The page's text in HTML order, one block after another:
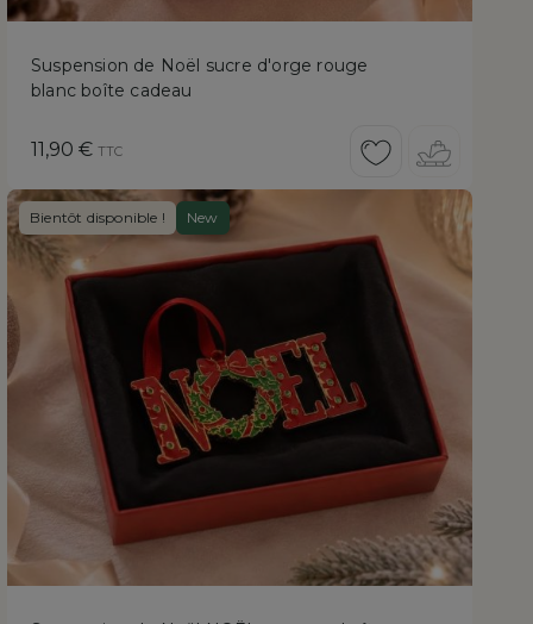
Suspension de Noël sucre d'orge rouge
blanc boîte cadeau
Prix
11,90 € TTC
Bientôt disponible ! New